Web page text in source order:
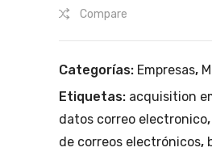
inegi
Zona
Sur
de
la
Compare
Categorías: Empresas,
Etiquetas: acquisition
datos correo electronico,
de correos electrónicos,